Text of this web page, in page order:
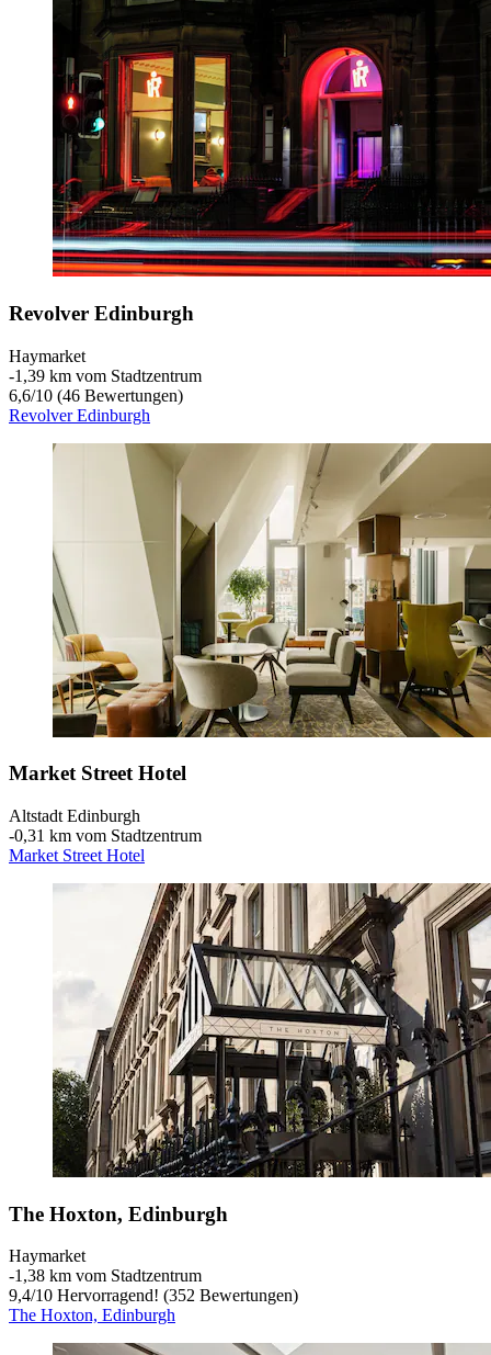
Revolver Edinburgh
Haymarket
‐1,39 km vom Stadtzentrum
6,6/10 (46 Bewertungen)
Revolver Edinburgh
Market Street Hotel
Altstadt Edinburgh
‐0,31 km vom Stadtzentrum
Market Street Hotel
The Hoxton, Edinburgh
Haymarket
‐1,38 km vom Stadtzentrum
9,4/10 Hervorragend! (352 Bewertungen)
The Hoxton, Edinburgh